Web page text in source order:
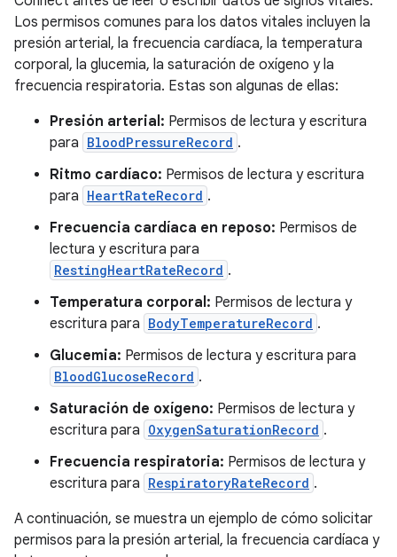
Los permisos comunes para los datos vitales incluyen la
presión arterial, la frecuencia cardíaca, la temperatura
corporal, la glucemia, la saturación de oxígeno y la
frecuencia respiratoria. Estas son algunas de ellas:
Presión arterial: Permisos de lectura y escritura
para BloodPressureRecord .
Ritmo cardíaco: Permisos de lectura y escritura
para HeartRateRecord .
Frecuencia cardíaca en reposo: Permisos de
lectura y escritura para
RestingHeartRateRecord .
Temperatura corporal: Permisos de lectura y
escritura para BodyTemperatureRecord .
Glucemia: Permisos de lectura y escritura para
BloodGlucoseRecord .
Saturación de oxígeno: Permisos de lectura y
escritura para OxygenSaturationRecord .
Frecuencia respiratoria: Permisos de lectura y
escritura para RespiratoryRateRecord .
A continuación, se muestra un ejemplo de cómo solicitar
permisos para la presión arterial, la frecuencia cardíaca y